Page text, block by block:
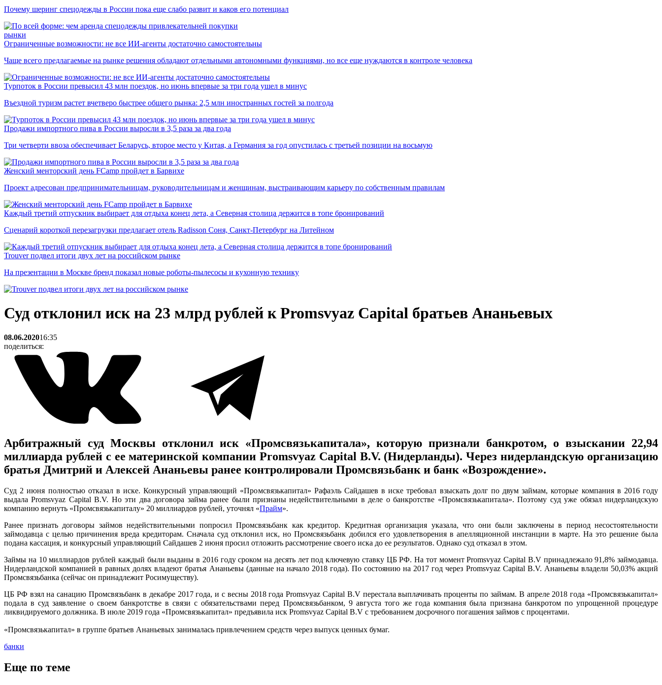
Почему шеринг спецодежды в России пока еще слабо развит и каков его потенциал
рынки
Ограниченные возможности: не все ИИ-агенты достаточно самостоятельны
Чаще всего предлагаемые на рынке решения обладают отдельными автономными функциями, но все еще нуждаются в контроле человека
Турпоток в России превысил 43 млн поездок, но июнь впервые за три года ушел в минус
Въездной туризм растет вчетверо быстрее общего рынка: 2,5 млн иностранных гостей за полгода
Продажи импортного пива в России выросли в 3,5 раза за два года
Три четверти ввоза обеспечивает Беларусь, второе место у Китая, а Германия за год опустилась с третьей позиции на восьмую
Женский менторский день FCamp пройдет в Барвихе
Проект адресован предпринимательницам, руководительницам и женщинам, выстраивающим карьеру по собственным правилам
Каждый третий отпускник выбирает для отдыха конец лета, а Северная столица держится в топе бронирований
Сценарий короткой перезагрузки предлагает отель Radisson Соня, Санкт-Петербург на Литейном
Trouver подвел итоги двух лет на российском рынке
На презентации в Москве бренд показал новые роботы-пылесосы и кухонную технику
Суд отклонил иск на 23 млрд рублей к Promsvyaz Capital братьев Ананьевых
08.06.202016:35
поделиться:
Арбитражный суд Москвы отклонил иск «Промсвязькапитала», которую признали банкротом, о взыскании 22,94
миллиарда рублей с ее материнской компании Promsvyaz Capital B.V. (Нидерланды). Через нидерландскую организацию
братья Дмитрий и Алексей Ананьевы ранее контролировали Промсвязьбанк и банк «Возрождение».
Суд 2 июня полностью отказал в иске. Конкурсный управляющий «Промсвязькапитал» Рафаэль Сайдашев в иске требовал взыскать долг по двум займам, которые компания в 2016 году
выдала Promsvyaz Capital B.V. Но эти два договора займа ранее были признаны недействительными в деле о банкротстве «Промсвязькапитала». Поэтому суд уже обязал нидерландскую
компанию вернуть «Промсвязькапиталу» 20 миллиардов рублей, уточнял «Прайм».
Ранее признать договоры займов недействительными попросил Промсвязьбанк как кредитор. Кредитная организация указала, что они были заключены в период несостоятельности
займодавца с целью причинения вреда кредиторам. Сначала суд отклонил иск, но Промсвязьбанк добился его удовлетворения в апелляционной инстанции в марте. На это решение была
подана кассация, и конкурсный управляющий Сайдашев 2 июня просил отложить рассмотрение своего иска до ее результатов. Однако суд отказал в этом.
Займы на 10 миллиардов рублей каждый были выданы в 2016 году сроком на десять лет под ключевую ставку ЦБ РФ. На тот момент Promsvyaz Capital B.V принадлежало 91,8% займодавца.
Нидерландской компанией в равных долях владеют братья Ананьевы (данные на начало 2018 года). По состоянию на 2017 год через Promsvyaz Capital B.V. Ананьевы владели 50,03% акций
Промсвязьбанка (сейчас он принадлежит Росимуществу).
ЦБ РФ взял на санацию Промсвязьбанк в декабре 2017 года, и с весны 2018 года Promsvyaz Capital B.V перестала выплачивать проценты по займам. В апреле 2018 года «Промсвязькапитал»
подала в суд заявление о своем банкротстве в связи с обязательствами перед Промсвязьбанком, 9 августа того же года компания была признана банкротом по упрощенной процедуре
ликвидируемого должника. В июле 2019 года «Промсвязькапитал» предъявила иск Promsvyaz Capital B.V с требованием досрочного погашения займов с процентами.
«Промсвязькапитал» в группе братьев Ананьевых занималась привлечением средств через выпуск ценных бумаг.
банки
Еще по теме